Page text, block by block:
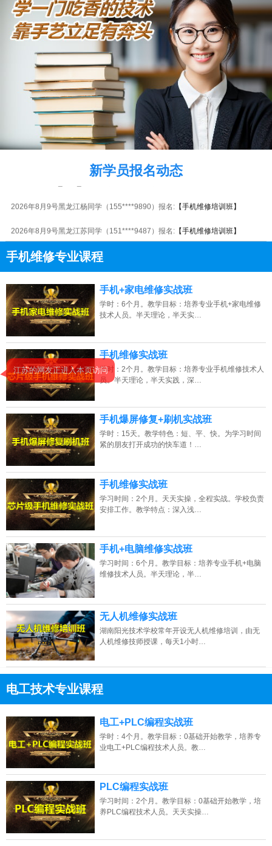
新学员报名动态
2026年8月9号_浙江_潘同学（137****2140）报名: 【手机维修培训班】
2026年8月9号_福建_王同学（132****9925）报名:【手机维修培训班】
2026年8月9号黑龙江杨同学（155****9890）报名: 【手机维修培训班】
2026年8月9号黑龙江苏同学（151****9487）报名: 【手机维修培训班】
2026年8月9号_福建_陈同学（139****5680）报名:
2026年8月9号_贵州_田同学（130****4507）报名:【手机维修培训班】
2026年8月9号_天津_张同学（130****8118）报名:
2026年8月9号黑龙江钟同学（156****3612）报名:
2026年8月9号_山东_江同学（187****5269）报名:【手机维修培训班】
2026年8月9号_海南_钟同学（134****7716）报名:
手机维修专业课程
点击免费咨询电话：13807313137
手机+家电维修实战班
学时：6个月。教学目标：培养专业手机+家电维修
技术人员。半天理论，半天实…
手机维修实战班
学时：2个月。教学目标：培养专业手机维修技术人
员。半天理论，半天实践，深…
手机爆屏修复+刷机实战班
学时：15天。教学特色：短、平、快。为学习时间
紧的朋友打开成功的快车道！…
手机维修实战班
学习时间：2个月。天天实操，全程实战。学校负责
安排工作。教学特点：深入浅…
手机+电脑维修实战班
学习时间：6个月。教学目标：培养专业手机+电脑
维修技术人员。半天理论，半…
无人机维修实战班
湖南阳光技术学校常年开设无人机维修培训，由无
人机维修技师授课，每天1小时…
电工技术专业课程
点击免费咨询电话：13807313137
电工+PLC编程实战班
学时：4个月。教学目标：0基础开始教学，培养专
业电工+PLC编程技术人员。教…
PLC编程实战班
学习时间：2个月。教学目标：0基础开始教学，培
养PLC编程技术人员。天天实操…
江苏的网友正进入本页访问